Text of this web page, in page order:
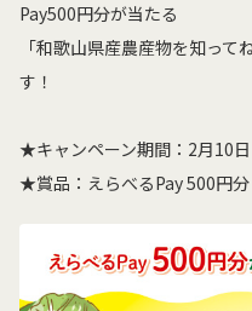
Pay500円分が当たる
「和歌山県産農産物を知っ
す！
★キャンペーン期間：2月10
★賞品：えらべるPay 500円